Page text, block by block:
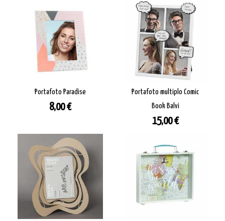
Portafoto Paradise
Prezzo
8,00 €
Portafoto multiplo Comic
Book Balvi
Prezzo
15,00 €